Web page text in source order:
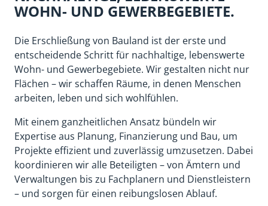
WOHN- UND GEWERBEGEBIETE.
Die Erschließung von Bauland ist der erste und
entscheidende Schritt für nachhaltige, lebenswerte
Wohn- und Gewerbegebiete. Wir gestalten nicht nur
Flächen – wir schaffen Räume, in denen Menschen
arbeiten, leben und sich wohlfühlen.
Mit einem ganzheitlichen Ansatz bündeln wir
Expertise aus Planung, Finanzierung und Bau, um
Projekte effizient und zuverlässig umzusetzen. Dabei
koordinieren wir alle Beteiligten – von Ämtern und
Verwaltungen bis zu Fachplanern und Dienstleistern
– und sorgen für einen reibungslosen Ablauf.